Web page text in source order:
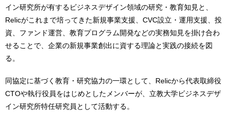
イン研究所が有するビジネスデザイン領域の研究・教育知見と、
Relicがこれまで培ってきた新規事業支援、CVC設立・運用支援、投
資、ファンド運営、教育プログラム開発などの実務知見を掛け合わ
せることで、企業の新規事業創出に資する理論と実践の接続を図
る。
同協定に基づく教育・研究協力の一環として、Relicから代表取締役
CTOや執行役員をはじめとしたメンバーが、立教大学ビジネスデザ
イン研究所特任研究員として活動する。